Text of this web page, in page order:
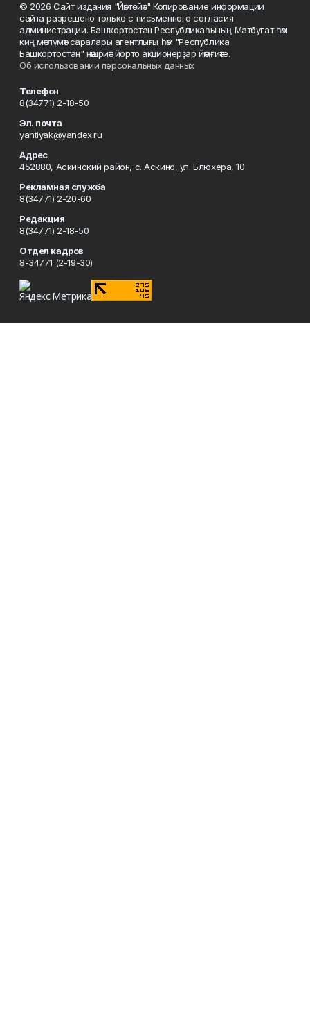
© 2026 Сайт издания "Йәнтөйәк" Копирование информации
сайта разрешено только с письменного согласия
администрации. Башҡортостан Республикаһының Матбуғат һәм
киң мәғлүмәт саралары агентлығы һәм "Республика
Башкортостан" нәшриәт йорто акционерҙар йәмғиәте.
Об использовании персональных данных
Телефон
8(34771) 2-18-50
Эл. почта
yantiyak@yandex.ru
Адрес
452880, Аскинский район, с. Аскино, ул. Блюхера, 10
Рекламная служба
8(34771) 2-20-60
Редакция
8(34771) 2-18-50
Отдел кадров
8-34771 (2-19-30)